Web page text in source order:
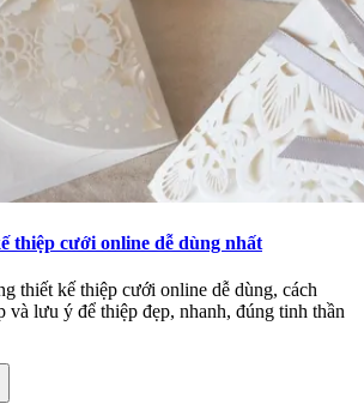
thiệp cưới online dễ dùng nhất
thiết kế thiệp cưới online dễ dùng, cách
và lưu ý để thiệp đẹp, nhanh, đúng tinh thần